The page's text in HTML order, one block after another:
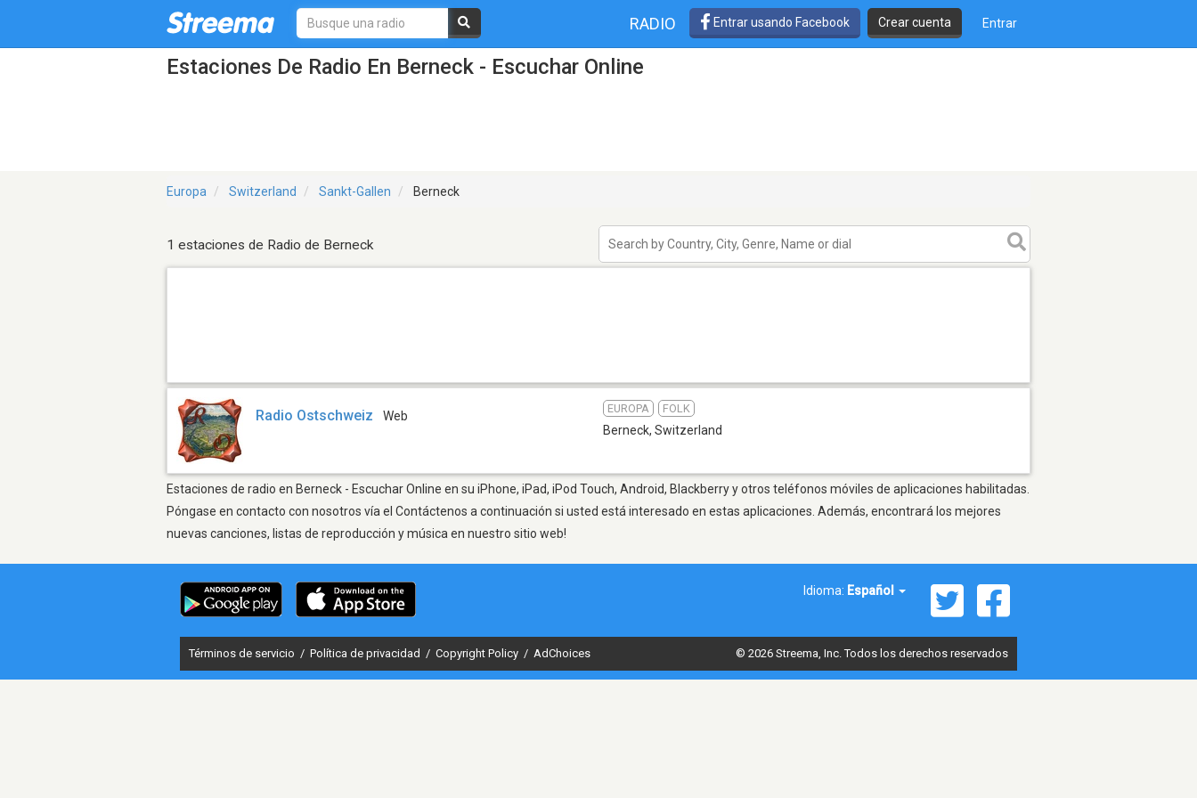
RADIO Entrar usando Facebook Crear cuenta Entrar
Estaciones De Radio En Berneck - Escuchar Online
Europa Switzerland Sankt-Gallen Berneck
1 estaciones de Radio de Berneck
Radio Ostschweiz Web
EUROPA FOLK
Berneck, Switzerland
Estaciones de radio en Berneck - Escuchar Online en su iPhone, iPad, iPod Touch, Android, Blackberry y otros teléfonos móviles de aplicaciones habilitadas.
Póngase en contacto con nosotros vía el Contáctenos a continuación si usted está interesado en estas aplicaciones. Además, encontrará los mejores
nuevas canciones, listas de reproducción y música en nuestro sitio web!
Idioma: Español
Términos de servicio / Política de privacidad / Copyright Policy / AdChoices © 2026 Streema, Inc. Todos los derechos reservados